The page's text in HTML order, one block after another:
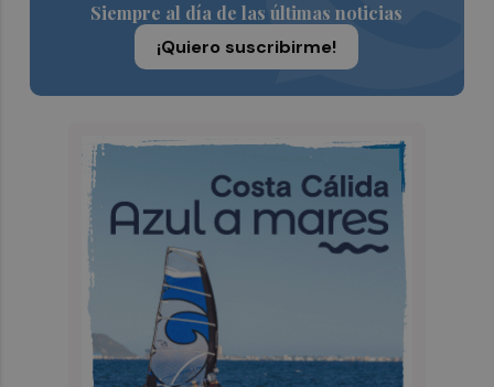
Siempre al día de las últimas noticias
¡Quiero suscribirme!